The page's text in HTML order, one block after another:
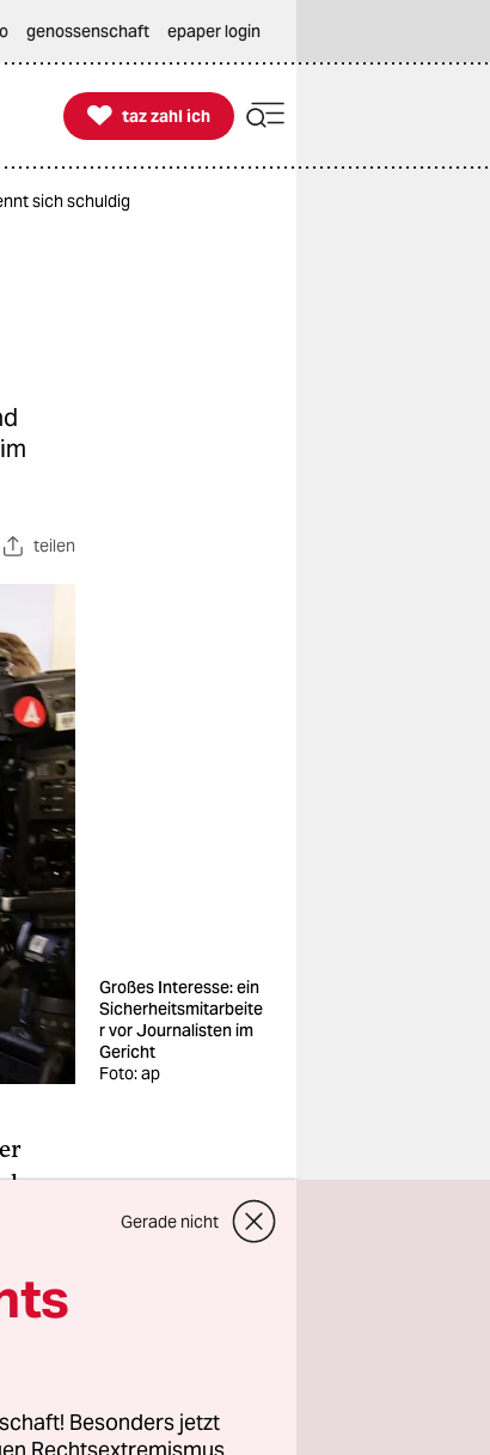
genossenschaft epaper login

taz zahl ich
taz zahl ich
sich schuldig
teilen
Großes Interesse: ein
Sicherheitsmitarbeite
r vor Journalisten im
Gericht
Foto: ap
Gerade nicht
Besonders jetzt
Rechtsextremismus